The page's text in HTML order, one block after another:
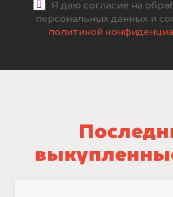
Я даю согласие на
персональных данных и
политикой